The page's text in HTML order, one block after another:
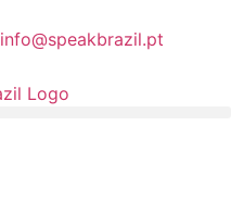
info@speakbrazil.pt